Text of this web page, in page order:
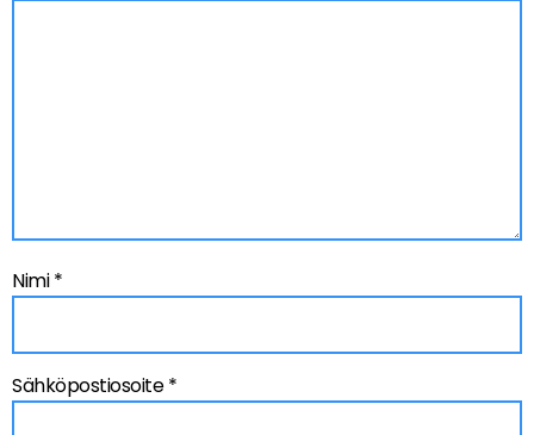
Nimi*
Sähköpostiosoite*